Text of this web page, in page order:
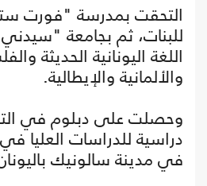
التحقت بمدرسة "فورت
للبنات، ثم بجامعة
اللغة اليونانية الحديثة
والألمانية والإيطالية.
وحصلت على دبلوم في
دراسية للدراسات العليا
في مدينة سالونيك